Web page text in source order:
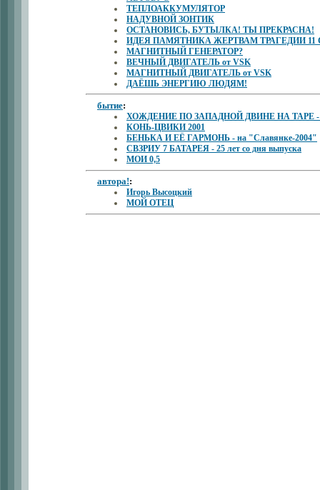
ТЕПЛОАККУМУЛЯТОР
НАДУВНОЙ ЗОНТИК
ОСТАНОВИСЬ, БУТЫЛКА! ТЫ ПРЕКРАСНА!
ИДЕЯ ПАМЯТНИКА ЖЕРТВАМ ТРАГЕДИИ 11
МАГНИТНЫЙ ГЕНЕРАТОР?
ВЕЧНЫЙ ДВИГАТЕЛЬ от VSK
МАГНИТНЫЙ ДВИГАТЕЛЬ от VSK
ДАЁШЬ ЭНЕРГИЮ ЛЮДЯМ!
бытие:
ХОЖДЕНИЕ ПО ЗАПАДНОЙ ДВИНЕ НА ТАРЕ -
КОНЬ-ЦВИКИ 2001
БЕНЬКА И ЕЁ ГАРМОНЬ - на "Славянке-2004"
СВЗРИУ 7 БАТАРЕЯ - 25 лет со дня выпуска
МОИ 0,5
автора!:
Игорь Высоцкий
МОЙ ОТЕЦ